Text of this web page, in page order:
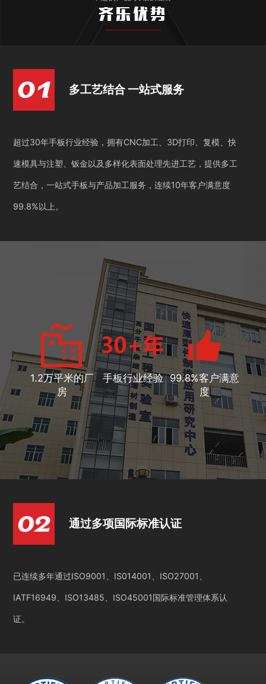
齐乐优势
多工艺结合 一站式服务
超过30年手板行业经验，拥有CNC加工、3D打印、复模、快
速模具与注塑、钣金以及多样化表面处理先进工艺，提供多工
艺结合，一站式手板与产品加工服务，连续10年客户满意度
99.8%以上。
1.2万平米的厂
房
手板行业经验 99.8%客户满意
度
通过多项国际标准认证
已连续多年通过ISO9001、IS014001、ISO27001、
IATF16949、ISO13485、ISO45001国际标准管理体系认
证。